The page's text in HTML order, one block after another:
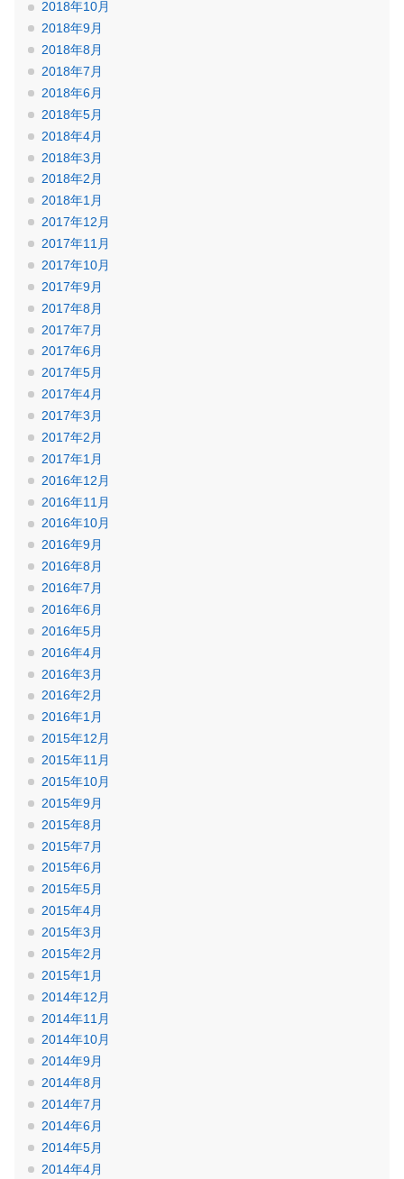
2018年10月
2018年9月
2018年8月
2018年7月
2018年6月
2018年5月
2018年4月
2018年3月
2018年2月
2018年1月
2017年12月
2017年11月
2017年10月
2017年9月
2017年8月
2017年7月
2017年6月
2017年5月
2017年4月
2017年3月
2017年2月
2017年1月
2016年12月
2016年11月
2016年10月
2016年9月
2016年8月
2016年7月
2016年6月
2016年5月
2016年4月
2016年3月
2016年2月
2016年1月
2015年12月
2015年11月
2015年10月
2015年9月
2015年8月
2015年7月
2015年6月
2015年5月
2015年4月
2015年3月
2015年2月
2015年1月
2014年12月
2014年11月
2014年10月
2014年9月
2014年8月
2014年7月
2014年6月
2014年5月
2014年4月